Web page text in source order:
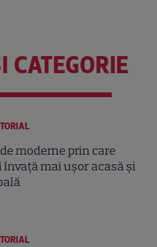
CATEGORIE
moderne prin care
învață mai ușor acasă și